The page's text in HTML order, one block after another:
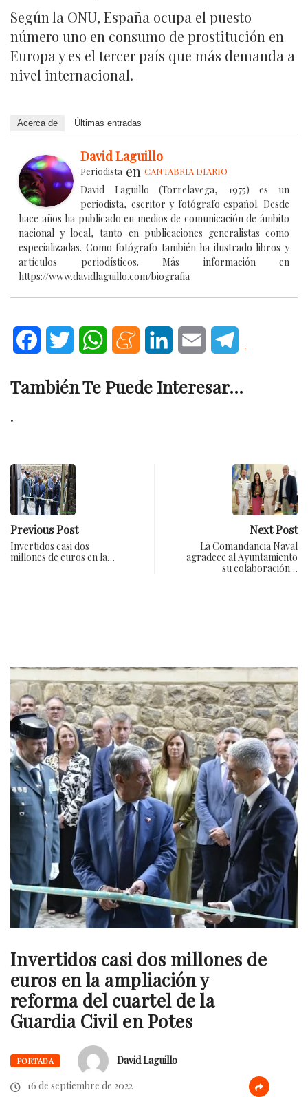
Según la ONU, España ocupa el puesto
número uno en consumo de prostitución en
Europa y es el tercer país que más demanda a
nivel internacional.
Acerca de Últimas entradas
David Laguillo
Periodista en CANTABRIA DIARIO
David Laguillo (Torrelavega, 1975) es un
periodista, escritor y fotógrafo español. Desde
hace años ha publicado en medios de comunicación de ámbito
nacional y local, tanto en publicaciones generalistas como
especializadas. Como fotógrafo también ha ilustrado libros y
artículos periodísticos. Más información en
https://www.davidlaguillo.com/biografia
FacebookTwitter WhatsAppMeneameLinkedInEmail .
También Te Puede Interesar...
.
Previous Post
Invertidos casi dos
millones de euros en la…
Next Post
La Comandancia Naval
agradece al Ayuntamiento
su colaboración…
Invertidos casi dos millones de
euros en la ampliación y
reforma del cuartel de la
Guardia Civil en Potes
PORTADA
David Laguillo
16 de septiembre de 2022